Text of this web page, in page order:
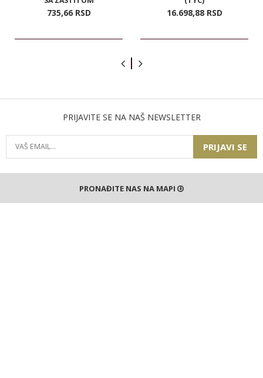
735,66 RSD 16.698,88 RSD
PRIJAVITE SE NA NAŠ NEWSLETTER
PRIJAVI SE
PRONAĐITE NAS NA MAPI